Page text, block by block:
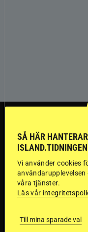
Första
en
passhäst
SÅ HÄR
Vi använder cookies
våra tjänster.
Läs vår
Till mina sparade val